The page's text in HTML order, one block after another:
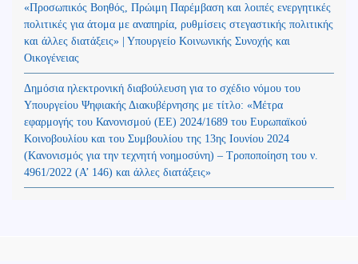
«Προσωπικός Βοηθός, Πρώιμη Παρέμβαση και λοιπές ενεργητικές
πολιτικές για άτομα με αναπηρία, ρυθμίσεις στεγαστικής πολιτικής
και άλλες διατάξεις» | Υπουργείο Κοινωνικής Συνοχής και
Οικογένειας
Δημόσια ηλεκτρονική διαβούλευση για το σχέδιο νόμου του
Υπουργείου Ψηφιακής Διακυβέρνησης με τίτλο: «Μέτρα
εφαρμογής του Κανονισμού (ΕΕ) 2024/1689 του Ευρωπαϊκού
Κοινοβουλίου και του Συμβουλίου της 13ης Ιουνίου 2024
(Kανονισμός για την τεχνητή νοημοσύνη) – Τροποποίηση του ν.
4961/2022 (Α’ 146) και άλλες διατάξεις»